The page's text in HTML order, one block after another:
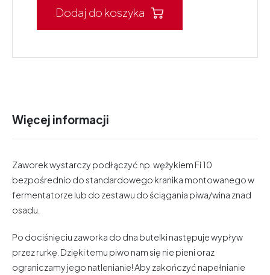
Dodaj do koszyka
Więcej informacji
Zaworek wystarczy podłączyć np. wężykiem Fi 10
bezpośrednio do standardowego kranika montowanego w
fermentatorze lub do zestawu do ściągania piwa/wina znad
osadu.
Po dociśnięciu zaworka do dna butelki następuje wypływ
przez rurkę. Dzięki temu piwo nam się nie pieni oraz
ograniczamy jego natlenianie! Aby zakończyć napełnianie